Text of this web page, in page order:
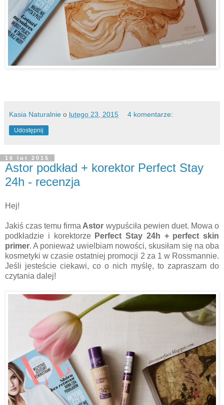
Kasia Naturalnie o lutego 23, 2015 4 komentarze:
Udostępnij
16 lut 2015
Astor podkład + korektor Perfect Stay
24h - recenzja
Hej!
Jakiś czas temu firma Astor wypuściła pewien duet. Mowa o
podkładzie i korektorze Perfect Stay 24h + perfect skin
primer. A ponieważ uwielbiam nowości, skusiłam się na oba
kosmetyki w czasie ostatniej promocji 2 za 1 w Rossmannie.
Jeśli jesteście ciekawi, co o nich myślę, to zapraszam do
czytania dalej!